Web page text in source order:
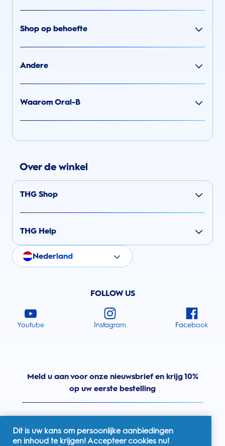
Shop op behoefte
Andere
Waarom Oral-B
Over de winkel
THG Shop
THG Help
Nederland
FOLLOW US
Youtube Instagram Facebook
Meld u aan voor onze nieuwsbrief en krijg 10%
op uw eerste bestelling
Dit is uw kans om persoonlijke aanbiedingen
en inhoud te krijgen! Accepteer cookies nu!